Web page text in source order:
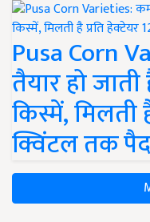
Pusa Corn
तैयार हो
किस्में, मिलती
क्विंटल तक